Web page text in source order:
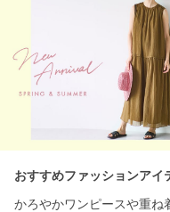
おすすめファッションアイ
かろやかワンピースや重ね